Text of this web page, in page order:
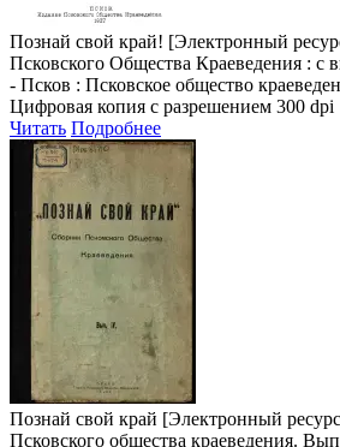
Познай свой край! [Электронный
Псковского Общества Краеведения : с
- Псков : Псковское общество
Цифровая копия с разрешением 300 dpi
Читать Подробнее
Познай свой край [Электронный
Псковского общества краеведения.